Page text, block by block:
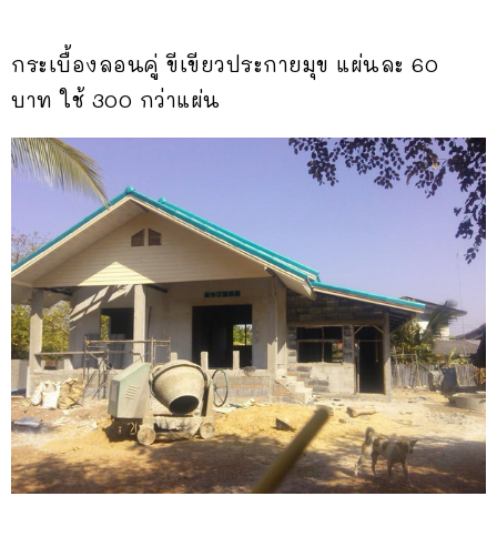
กระเบื้องลอนคู่ ขีเขียวประกายมุข แผ่นละ 60
บาท ใช้ 300 กว่าแผ่น